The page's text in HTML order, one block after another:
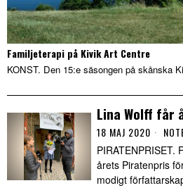
Familjeterapi på Kivik Art Centre
KONST. Den 15:e säsongen på skånska
Lina Wolff får
18 MAJ 2020
PIRATENPRISET.
årets Piratenpris
modigt